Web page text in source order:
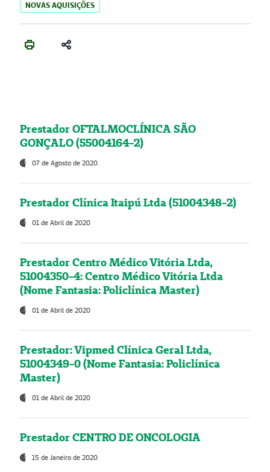
NOVAS AQUISIÇÕES
Prestador OFTALMOCLÍNICA SÃO
GONÇALO (55004164-2)
07 de Agosto de 2020
Prestador Clínica Itaipú Ltda (51004348-2)
01 de Abril de 2020
Prestador Centro Médico Vitória Ltda,
51004350-4: Centro Médico Vitória Ltda
(Nome Fantasia: Policlínica Master)
01 de Abril de 2020
Prestador: Vipmed Clínica Geral Ltda,
51004349-0 (Nome Fantasia: Policlínica
Master)
01 de Abril de 2020
Prestador CENTRO DE ONCOLOGIA
15 de Janeiro de 2020